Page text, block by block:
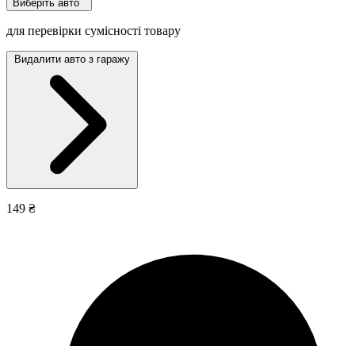
Виберіть авто
для перевірки сумісності товару
Видалити авто з гаражу
149 ₴